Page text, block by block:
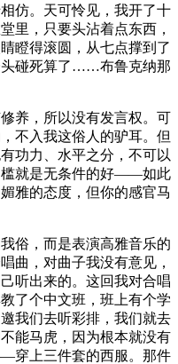
仿。天可怜见，我开了十
里，只要头沾着点东西，
瞪得滚圆，从七点撑到了
头碰死算了……布鲁克纳那
养，所以没有发言权。可
不入我这俗人的驴耳。但
功力、水平之分，不可以
槛就是无条件的好——如此
雅的态度，但你的感官马
俗，而是表演高雅音乐的
曲，对曲子我没有意见，
听出来的。这回我对合唱
了个中文班，班上有个学
我们去听彩排，我们就去
能马虎，因为根本就没有
穿上三件套的西服。那件